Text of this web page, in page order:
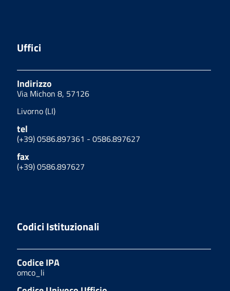
Uffici
Indirizzo
Via Michon 8, 57126
Livorno (LI)
tel
(+39) 0586.897361 - 0586.897627
fax
(+39) 0586.897627
Codici Istituzionali
Codice IPA
omco_li